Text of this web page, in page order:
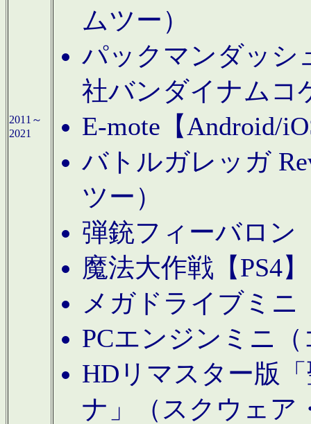
2011～
2021
ムツー）
パックマンダッシ
社バンダイナムコ
E-mote【Android/
バトルガレッガ
ツー）
弾銃フィーバロン
魔法大作戦【PS4
メガドライブミニ
PCエンジンミニ
HDリマスター版
ナ」（スクウェア